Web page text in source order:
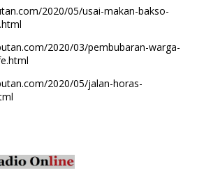
2020/05/usai-makan-bakso-
2020/03/pembubaran-warga-
2020/05/jalan-horas-